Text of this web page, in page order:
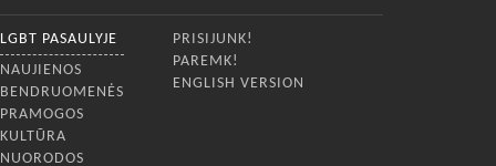
LGBT PASAULYJE
NAUJIENOS
BENDRUOMENĖS
PRAMOGOS
KULTŪRA
NUORODOS
PRISIJUNK!
PAREMK!
ENGLISH VERSION